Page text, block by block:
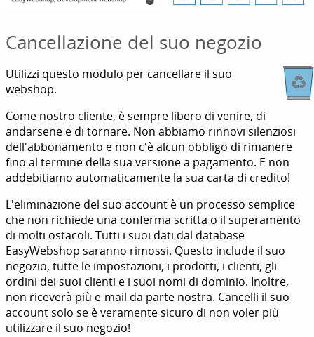
Cancellazione del suo negozio
Utilizzi questo modulo per cancellare il suo
webshop.
Come nostro cliente, è sempre libero di venire, di
andarsene e di tornare. Non abbiamo rinnovi silenziosi
dell'abbonamento e non c'è alcun obbligo di rimanere
fino al termine della sua versione a pagamento. E non
addebitiamo automaticamente la sua carta di credito!
L'eliminazione del suo account è un processo semplice
che non richiede una conferma scritta o il superamento
di molti ostacoli. Tutti i suoi dati dal database
EasyWebshop saranno rimossi. Questo include il suo
negozio, tutte le impostazioni, i prodotti, i clienti, gli
ordini dei suoi clienti e i suoi nomi di dominio. Inoltre,
non riceverà più e-mail da parte nostra. Cancelli il suo
account solo se è veramente sicuro di non voler più
utilizzare il suo negozio!